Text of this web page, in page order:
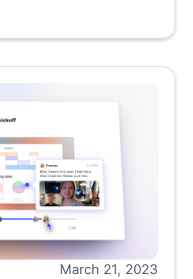
su éxito y las
guiar tu estrategia.
March 21, 2023